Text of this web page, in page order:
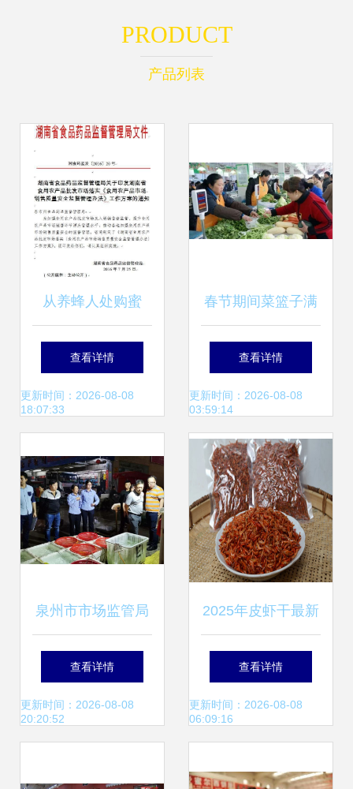
PRODUCT
产品列表
从养蜂人处购蜜
是“三无产品”还是
天然农产品？
查看详情
更新时间：2026-08-08
18:07:33
春节期间菜篮子满
满 城区三大批发市
场2464吨蔬菜保供
备足，农产品的生
产稳中有升
查看详情
更新时间：2026-08-08
03:59:14
泉州市市场监管局
开展食用农产品安
全检查 筑牢田间到
查看详情
更新时间：2026-08-08
20:20:52
2025年皮虾干最新
批发报价与生产全
解析
查看详情
更新时间：2026-08-08
06:09:16